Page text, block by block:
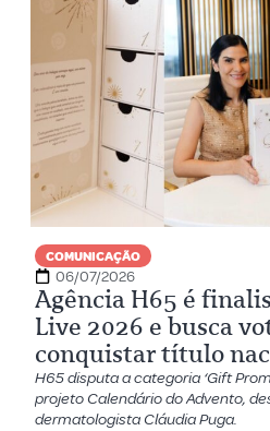
COMUNICAÇÃO
06/07/2026
Agência H65 é
Live 2026 e busca
conquistar título
H65 disputa a categoria ‘Gift
projeto Calendário do Advento,
dermatologista Cláudia Puga.